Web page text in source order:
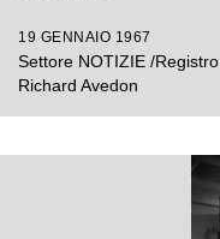
19 GENNAIO 1967
Settore NOTIZIE /
Richard Avedon